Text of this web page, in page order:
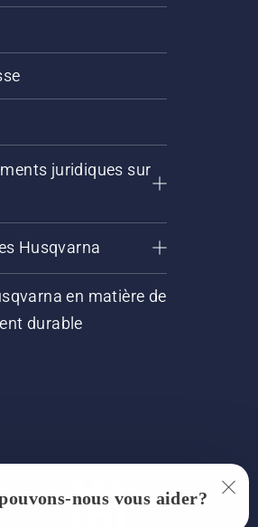
juridiques sur
Husqvarna
en matière de
durable
la
nous vous aider?